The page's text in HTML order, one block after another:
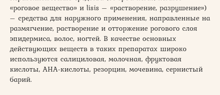
«роговое вещество» и lisis – «растворение, разрушение»)
– средства для наружного применения, направленные на
размягчение, растворение и отторжение рогового слоя
эпидермиса, волос, ногтей. В качестве основных
действующих веществ в таких препаратах широко
используются салициловая, молочная, фруктовая
кислоты, AHA-кислоты, резорцин, мочевина, сернистый
барий.